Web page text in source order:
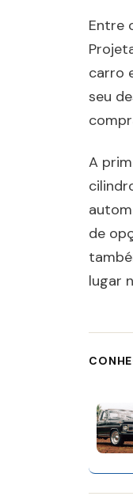
Entre
carro
seu
A
de
lugar